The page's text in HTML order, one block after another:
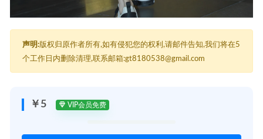
声明:版权归原作者所有,如有侵犯您的权利,请邮件告知,我们将在5
个工作日内删除清理,联系邮箱:gt8180538@gmail.com
￥5 VIP会员免费